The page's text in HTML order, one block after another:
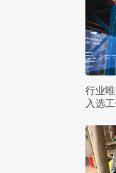
行业
入选